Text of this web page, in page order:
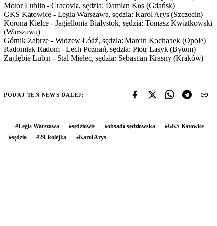
Motor Lublin - Cracovia, sędzia: Damian Kos (Gdańsk)
GKS Katowice - Legia Warszawa, sędzia: Karol Arys (Szczecin)
Korona Kielce - Jagiellonia Białystok, sędzia: Tomasz Kwiatkowski
(Warszawa)
Górnik Zabrze - Widzew Łódź, sędzia: Marcin Kochanek (Opole)
Radomiak Radom - Lech Poznań, sędzia: Piotr Lasyk (Bytom)
Zagłębie Lubin - Stal Mielec, sędzia: Sebastian Krasny (Kraków)
PODAJ TEN NEWS DALEJ:
#Legia Warszawa #sędziowie #obsada sędziowska #GKS Katowice
#sędzia #29. kolejka #Karol Arys